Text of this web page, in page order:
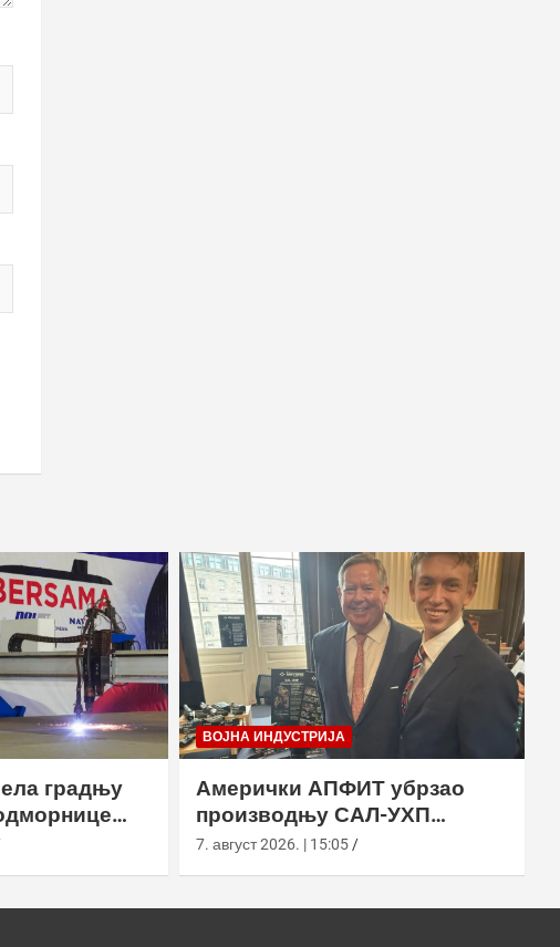
градњу
ВОЈНА ИНДУСТРИЈА
Амерички АПФИТ убрзао
производњу САЛ-УХП
ласера за УССОЦОМ
7. август 2026. | 15:05